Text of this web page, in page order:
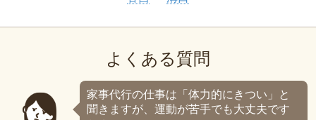
よくある質問
家事代行の仕事は「体力的にきつい」と
聞きますが、運動が苦手でも大丈夫です